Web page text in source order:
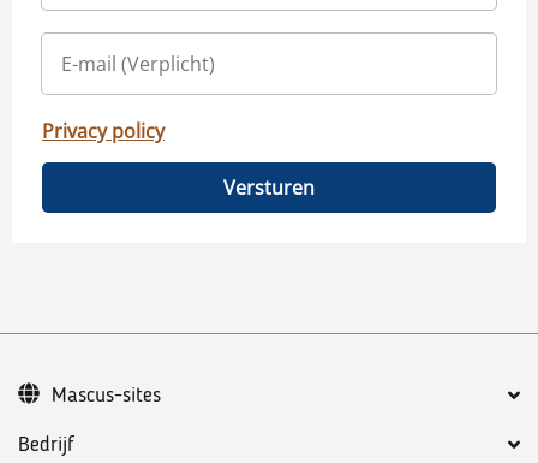
Privacy policy
Versturen
Bedrijf
Mascus-sites